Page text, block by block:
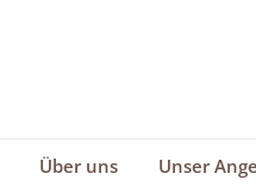
Über uns Unser